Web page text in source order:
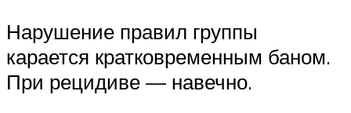
Нарушение правил группы
карается кратковременным баном.
При рецидиве — навечно.